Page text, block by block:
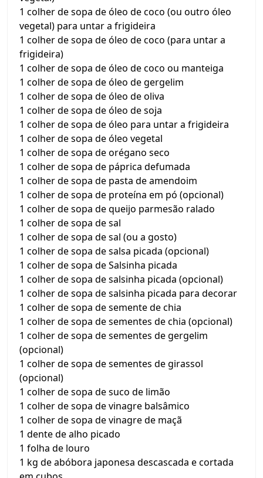
1 colher de sopa de óleo de coco (ou outro óleo
vegetal) para untar a frigideira
1 colher de sopa de óleo de coco (para untar a
frigideira)
1 colher de sopa de óleo de coco ou manteiga
1 colher de sopa de óleo de gergelim
1 colher de sopa de óleo de oliva
1 colher de sopa de óleo de soja
1 colher de sopa de óleo para untar a frigideira
1 colher de sopa de óleo vegetal
1 colher de sopa de orégano seco
1 colher de sopa de páprica defumada
1 colher de sopa de pasta de amendoim
1 colher de sopa de proteína em pó (opcional)
1 colher de sopa de queijo parmesão ralado
1 colher de sopa de sal
1 colher de sopa de sal (ou a gosto)
1 colher de sopa de salsa picada (opcional)
1 colher de sopa de Salsinha picada
1 colher de sopa de salsinha picada (opcional)
1 colher de sopa de salsinha picada para decorar
1 colher de sopa de semente de chia
1 colher de sopa de sementes de chia (opcional)
1 colher de sopa de sementes de gergelim
(opcional)
1 colher de sopa de sementes de girassol
(opcional)
1 colher de sopa de suco de limão
1 colher de sopa de vinagre balsâmico
1 colher de sopa de vinagre de maçã
1 dente de alho picado
1 folha de louro
1 kg de abóbora japonesa descascada e cortada